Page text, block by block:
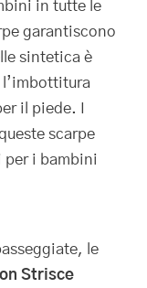
in tutte le
garantiscono
sintetica è
il piede. I
scarpe
per i bambini
le
Strisce